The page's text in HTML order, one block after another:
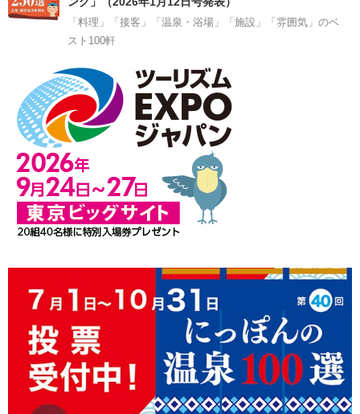
「料理」「接客」「温泉・浴場」「施設」「雰囲気」のベ
スト100軒